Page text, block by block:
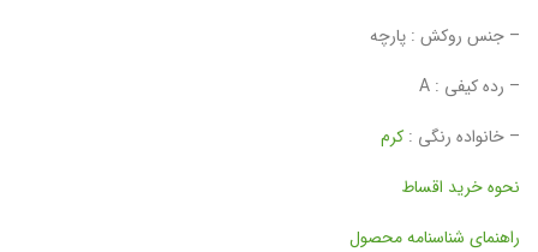
– جنس روکش : پارچه
– رده کیفی : A
– خانواده رنگی : کرم
نحوه خرید اقساط
راهنمای شناسنامه محصول